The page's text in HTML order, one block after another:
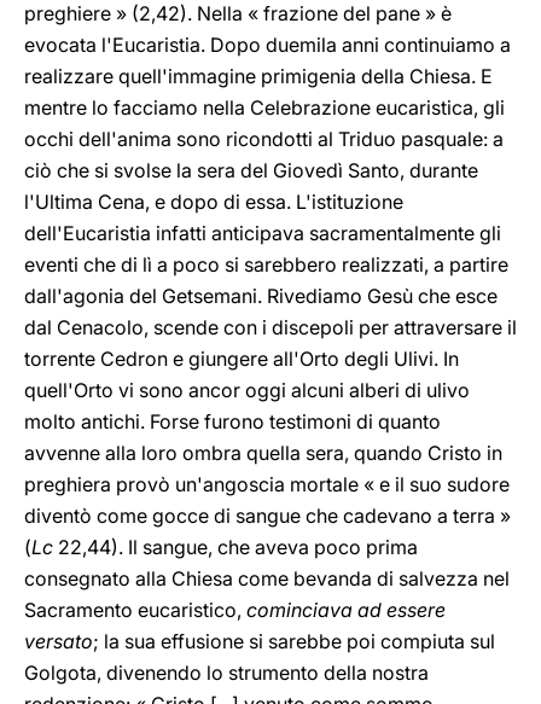
preghiere » (2,42). Nella « frazione del pane » è
evocata l'Eucaristia. Dopo duemila anni continuiamo a
realizzare quell'immagine primigenia della Chiesa. E
mentre lo facciamo nella Celebrazione eucaristica, gli
occhi dell'anima sono ricondotti al Triduo pasquale: a
ciò che si svolse la sera del Giovedì Santo, durante
l'Ultima Cena, e dopo di essa. L'istituzione
dell'Eucaristia infatti anticipava sacramentalmente gli
eventi che di lì a poco si sarebbero realizzati, a partire
dall'agonia del Getsemani. Rivediamo Gesù che esce
dal Cenacolo, scende con i discepoli per attraversare il
torrente Cedron e giungere all'Orto degli Ulivi. In
quell'Orto vi sono ancor oggi alcuni alberi di ulivo
molto antichi. Forse furono testimoni di quanto
avvenne alla loro ombra quella sera, quando Cristo in
preghiera provò un'angoscia mortale « e il suo sudore
diventò come gocce di sangue che cadevano a terra »
(Lc 22,44). Il sangue, che aveva poco prima
consegnato alla Chiesa come bevanda di salvezza nel
Sacramento eucaristico, cominciava ad essere
versato; la sua effusione si sarebbe poi compiuta sul
Golgota, divenendo lo strumento della nostra